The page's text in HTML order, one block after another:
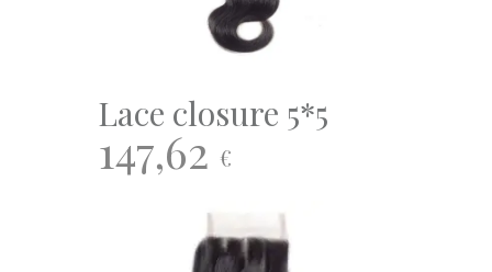
Lace closure 5*5
147,62 €